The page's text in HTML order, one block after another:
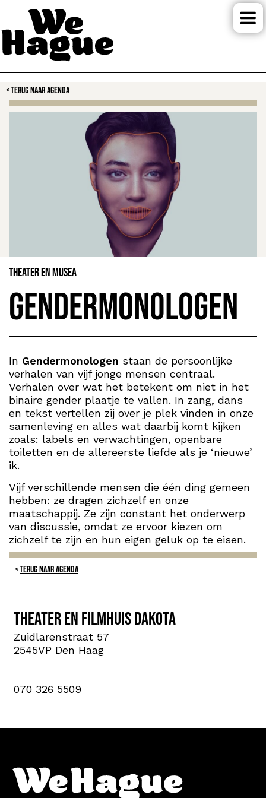
TERUG NAAR AGENDA
Theater en Musea
Gendermonologen
In Gendermonologen staan de persoonlijke
verhalen van vijf jonge mensen centraal.
Verhalen over wat het betekent om niet in het
binaire gender plaatje te vallen. In zang, dans
en tekst vertellen zij over je plek vinden in onze
samenleving en alles wat daarbij komt kijken
zoals: labels en verwachtingen, openbare
toiletten en de allereerste liefde als je ‘nieuwe’
ik.
Vijf verschillende mensen die één ding gemeen
hebben: ze dragen zichzelf en onze
maatschappij. Ze zijn constant het onderwerp
van discussie, omdat ze ervoor kiezen om
zichzelf te zijn en hun eigen geluk op te eisen.
TERUG NAAR AGENDA
Theater en Filmhuis Dakota
Zuidlarenstraat 57
2545VP Den Haag
070 326 5509